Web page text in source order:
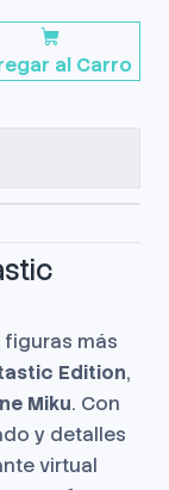
al Carro
más
Edition,
Miku. Con
y detalles
virtual